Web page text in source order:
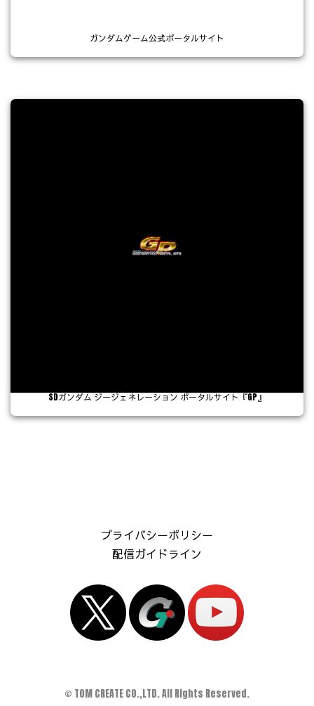
ガンダムゲーム公式ポータルサイト
SDガンダム ジージェネレーション ポータルサイト『GP』
プライバシーポリシー
配信ガイドライン
© TOM CREATE CO.,LTD. All Rights Reserved.